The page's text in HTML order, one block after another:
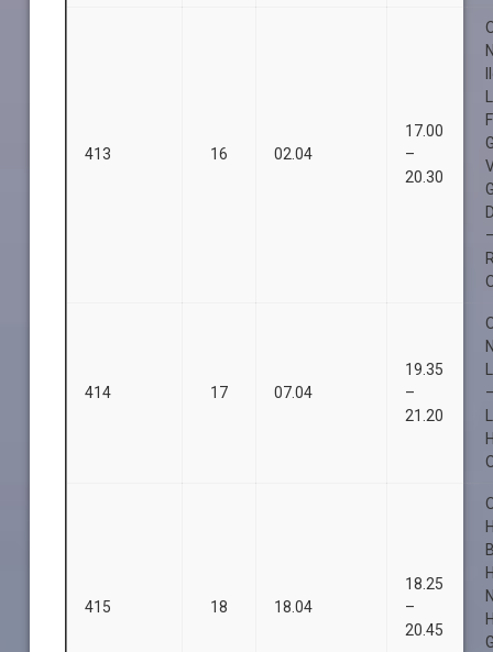
413 16 02.04
17.00
–
20.30
414 17 07.04
19.35
–
21.20
415 18 18.04
18.25
–
20.45